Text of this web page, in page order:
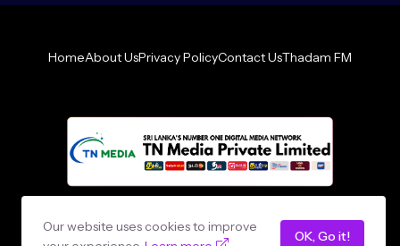
HomeAbout UsPrivacy PolicyContact UsThadam FM
Our website uses cookies to improve
OK, Go it!